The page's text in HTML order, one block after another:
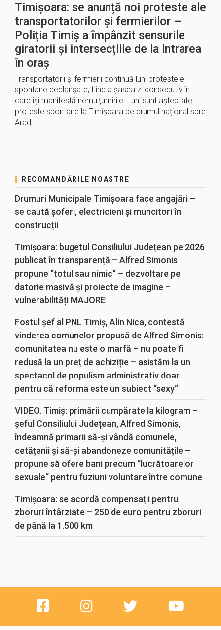
Timișoara: se anunță noi proteste ale
transportatorilor și fermierilor –
Poliția Timiș a împânzit sensurile
giratorii și intersecțiile de la intrarea
în oraș
Transportatorii şi fermierii continuă luni protestele
spontane declanşate, fiind a șasea zi consecutiv în
care îşi manifestă nemulţumirile. Luni sunt așteptate
proteste spontane la Timișoara pe drumul național spre
Arad,…
RECOMANDĂRILE NOASTRE
Drumuri Municipale Timișoara face angajări –
se caută șoferi, electricieni și muncitori în
construcții
Timișoara: bugetul Consiliului Județean pe 2026
publicat în transparență – Alfred Simonis
propune “totul sau nimic“ – dezvoltare pe
datorie masivă și proiecte de imagine –
vulnerabilități MAJORE
Fostul șef al PNL Timiș, Alin Nica, contestă
vinderea comunelor propusă de Alfred Simonis:
comunitatea nu este o marfă – nu poate fi
redusă la un preț de achiziție – asistăm la un
spectacol de populism administrativ doar
pentru că reforma este un subiect “sexy“
VIDEO. Timiș: primării cumpărate la kilogram –
șeful Consiliului Județean, Alfred Simonis,
îndeamnă primarii să-și vândă comunele,
cetățenii și să-și abandoneze comunitățile –
propune să ofere bani precum “lucrătoarelor
sexuale“ pentru fuziuni voluntare între comune
Timișoara: se acordă compensații pentru
zboruri întârziate – 250 de euro pentru zboruri
de până la 1.500 km